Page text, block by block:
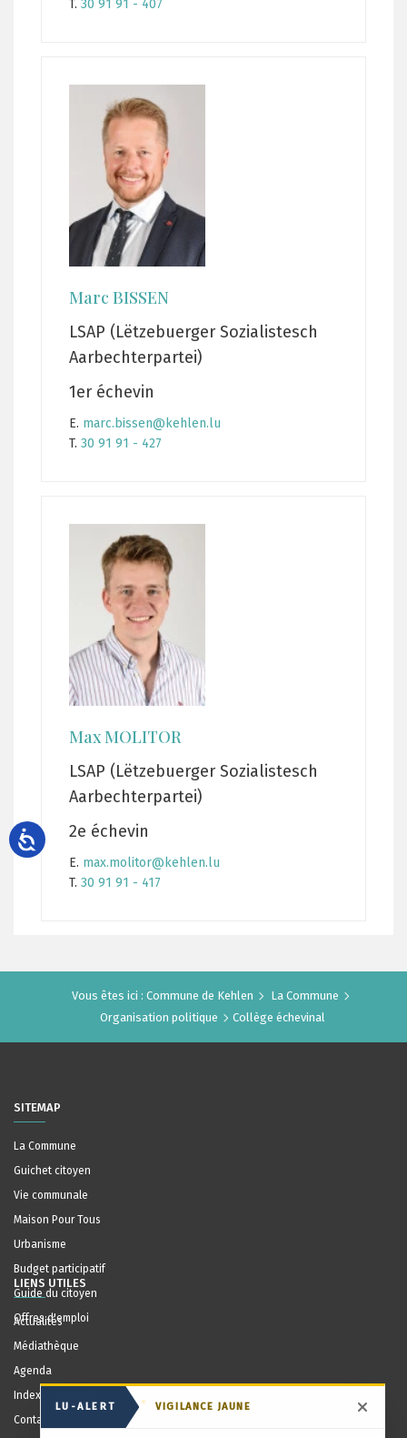
LU-ALERT VIGILANCE JAUNE
T. 30 91 91 - 407
Marc BISSEN
LSAP (Lëtzebuerger Sozialistesch
Aarbechterpartei)
1er échevin
E. marc.bissen@kehlen.lu
T. 30 91 91 - 427
Max MOLITOR
LSAP (Lëtzebuerger Sozialistesch
Aarbechterpartei)
2e échevin
E. max.molitor@kehlen.lu
T. 30 91 91 - 417
Vous êtes ici : Commune de Kehlen
La Commune
Organisation politique
Collège échevinal
SITEMAP
La Commune
Guichet citoyen
Vie communale
Maison Pour Tous
Urbanisme
Budget participatif
Guide du citoyen
Offres d'emploi
LIENS UTILES
Actualités
Médiathèque
Agenda
Index communal
Contact